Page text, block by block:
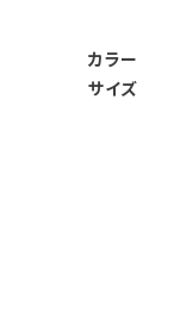
カラー
サイズ